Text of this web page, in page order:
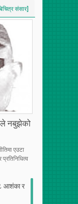
संसार]
नबुझेको
एउटा
८ आशंका र